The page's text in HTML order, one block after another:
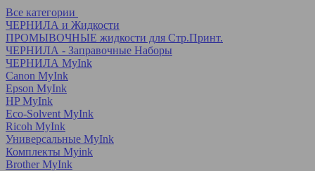
Все категории
ЧЕРНИЛА и Жидкости
ПРОМЫВОЧНЫЕ жидкости для Стр.Принт.
ЧЕРНИЛА - Заправочные Наборы
ЧЕРНИЛА MyInk
Canon MyInk
Epson MyInk
HP MyInk
Eco-Solvent MyInk
Ricoh MyInk
Универсальные MyInk
Комплекты Myink
Brother MyInk